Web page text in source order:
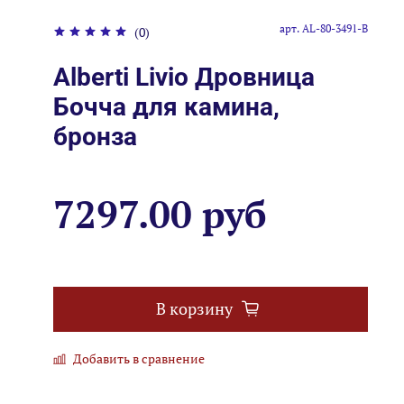
(0) арт. AL-80-3491-B
Alberti Livio Дровница
Бочча для камина,
бронза
7297.00 руб
В корзину
Добавить в сравнение